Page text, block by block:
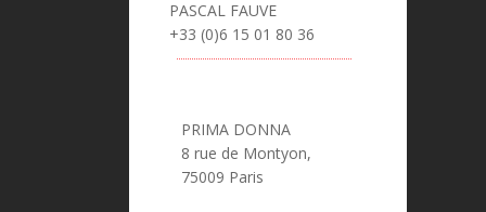
PASCAL FAUVE
> pascal.fauve@prima-donna.fr
+33 (0)6 15 01 80 36
PRIMA DONNA
8 rue de Montyon,
75009 Paris